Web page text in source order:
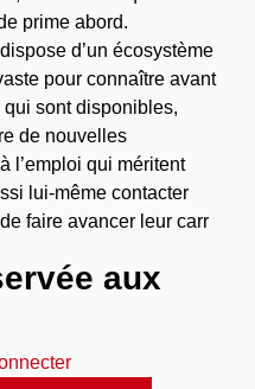
prime abord.
d’un écosystème
pour connaître avant
sont disponibles,
de nouvelles
l’emploi qui méritent
lui-même contacter
faire avancer leur carr
aux